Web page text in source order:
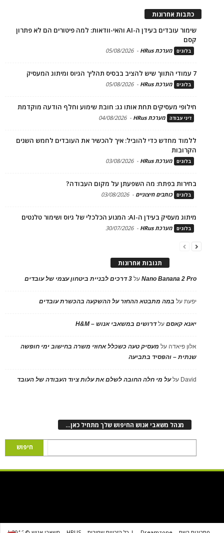
כתבות אחרונות
שימור עובדים בעידן ה-AI והאי-וודאות: למה פיטורים הם לא פתרון
קסם
בלוגים מערכת HRus -
05/08/2026
7 עמודי התווך שיש להציב בבסיס תהליך הגיוס ומיתוג המעסיק
בלוגים מערכת HRus -
05/08/2026
חילופי מעסיקים תחת אותו גג: חובת שימוע וחלף הודעה מוקדמת
דיני עבודה מערכת HRus -
04/08/2026
ללמוד מחדש כדי להוביל: איך להכשיר את העובדים לחמש השנים
הקרובות
בלוגים מערכת HRus -
03/08/2026
בחירות בפתח: מה השפעתן על מקום העבודה?
בלוגים כותבים חיצוניים -
03/08/2026
מיתוג מעסיק בעידן ה-AI: המנוע הכלכלי של גיוס ושימור טלנטים
בלוגים מערכת HRus -
30/07/2026
תגובות אחרונות
Nano Banana 2 Proעל 3 דרכים לבניית ביטחון עצמי של עובדים
יפעתעל במה מתבטא ההחזר על ההשקעה בהכשרת עובדים
יאנא קאסםעלדרושים במשאבי אנוש – H&M
אלון פיאדה על מעסיק טעה כשכלל אחוזי משרה בחישוב ימי חופשה
שנתית – והפסיד בתביעה
David עלעל מי חלה החובה לשלם את עלות ציוד העבודה של העובד
מנהל משאבי אנוש החיפוש שלך מתחיל כאן…